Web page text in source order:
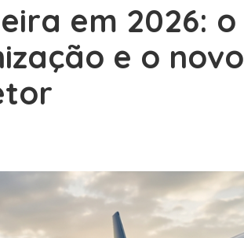
em 2026: o
e o novo